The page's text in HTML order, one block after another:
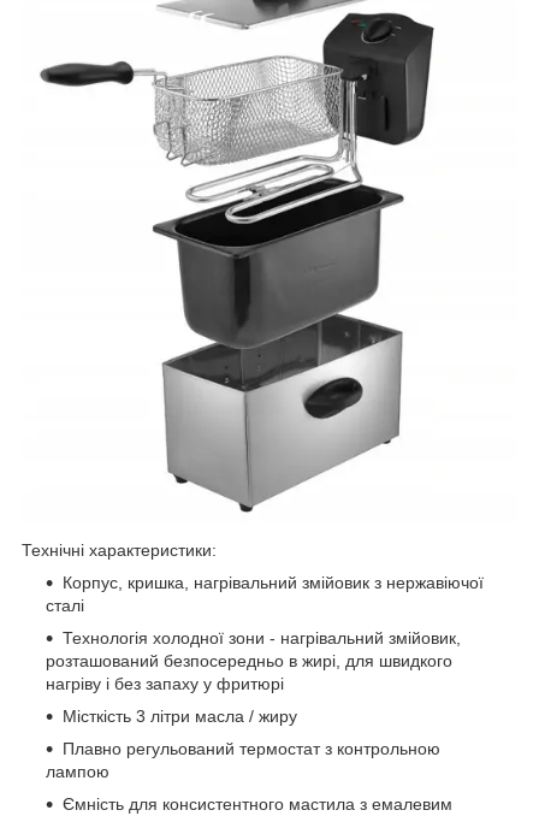
Технічні характеристики:
Корпус, кришка, нагрівальний змійовик з нержавіючої
сталі
Технологія холодної зони - нагрівальний змійовик,
розташований безпосередньо в жирі, для швидкого
нагріву і без запаху у фритюрі
Місткість 3 літри масла / жиру
Плавно регульований термостат з контрольною
лампою
Ємність для консистентного мастила з емалевим